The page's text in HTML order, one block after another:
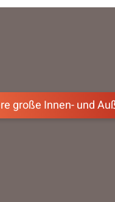
große Innen- und